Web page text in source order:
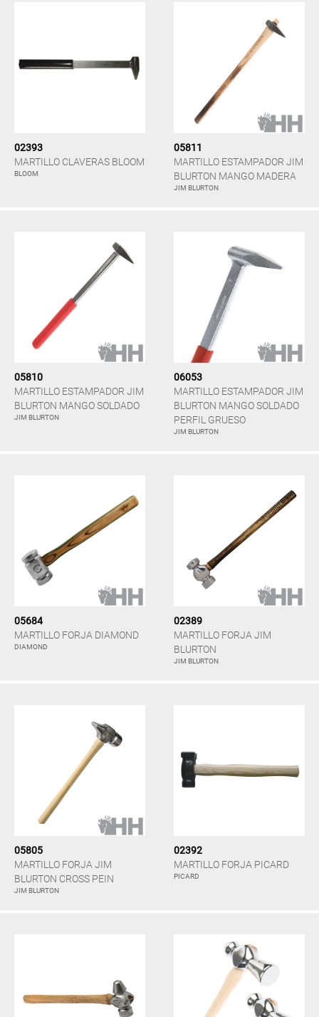
02393
MARTILLO CLAVERAS BLOOM
BLOOM
05811
MARTILLO ESTAMPADOR JIM
BLURTON MANGO MADERA
JIM BLURTON
05810
MARTILLO ESTAMPADOR JIM
BLURTON MANGO SOLDADO
JIM BLURTON
06053
MARTILLO ESTAMPADOR JIM
BLURTON MANGO SOLDADO
PERFIL GRUESO
JIM BLURTON
05684
MARTILLO FORJA DIAMOND
DIAMOND
02389
MARTILLO FORJA JIM
BLURTON
JIM BLURTON
05805
MARTILLO FORJA JIM
BLURTON CROSS PEIN
JIM BLURTON
02392
MARTILLO FORJA PICARD
PICARD